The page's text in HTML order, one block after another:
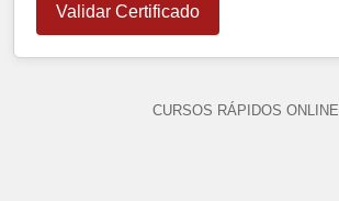
Validar Certificado
CURSOS RÁPIDOS ONLINE